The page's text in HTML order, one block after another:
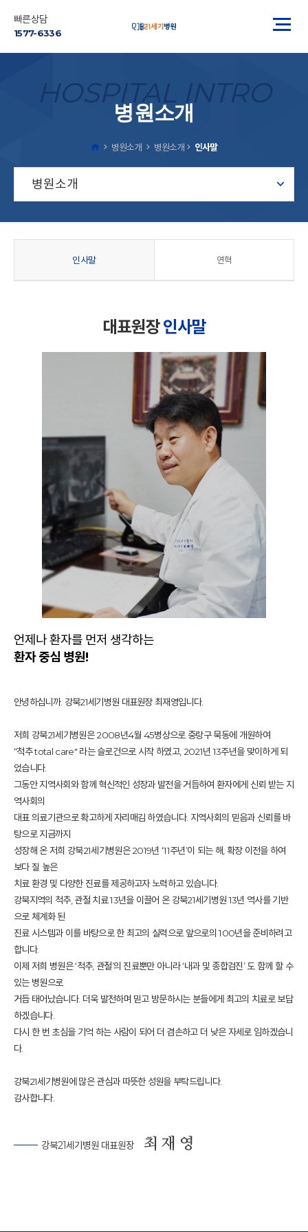
빠른상담
1577-6336
HOSPITAL INTRO
병원소개
병원소개 병원소개 인사말
병원소개
인사말 연혁
대표원장 인사말
언제나 환자를 먼저 생각하는
환자 중심 병원!
안녕하십니까. 강북21세기병원 대표원장 최재영입니다.
저희 강북21세기병원은 2008년4월 45병상으로 중랑구 묵동에 개원하여
“척추 total care" 라는 슬로건으로 시작 하였고, 2021년 13주년을 맞이하게 되
었습니다.
그동안 지역사회와 함께 혁신적인 성장과 발전을 거듭하여 환자에게 신뢰 받는 지
역사회의
대표 의료기관으로 확고하게 자리매김 하였습니다. 지역사회의 믿음과 신뢰를 바
탕으로 지금까지
성장해 온 저희 강북21세기병원은 2019년 ‘11주년’이 되는 해, 확장 이전을 하여
보다 질 높은
치료 환경 및 다양한 진료를 제공하고자 노력하고 있습니다.
강북지역의 척추, 관절 치료 13년을 이끌어 온 강북21세기병원 13년 역사를 기반
으로 체계화 된
진료 시스템과 이를 바탕으로 한 최고의 실력으로 앞으로의 100년을 준비하려고
합니다.
이제 저희 병원은 ‘척추, 관절’의 진료뿐만 아니라 ‘내과 및 종합검진’ 도 함께 할 수
있는 병원으로
거듭 태어났습니다. 더욱 발전하며 믿고 방문하시는 분들에게 최고의 치료로 보답
하겠습니다.
다시 한 번 초심을 기억 하는 사람이 되어 더 겸손하고 더 낮은 자세로 임하겠습니
다.
강북21세기병원에 많은 관심과 따뜻한 성원을 부탁드립니다.
감사합니다.
강북21세기병원 대표원장 최 재 영